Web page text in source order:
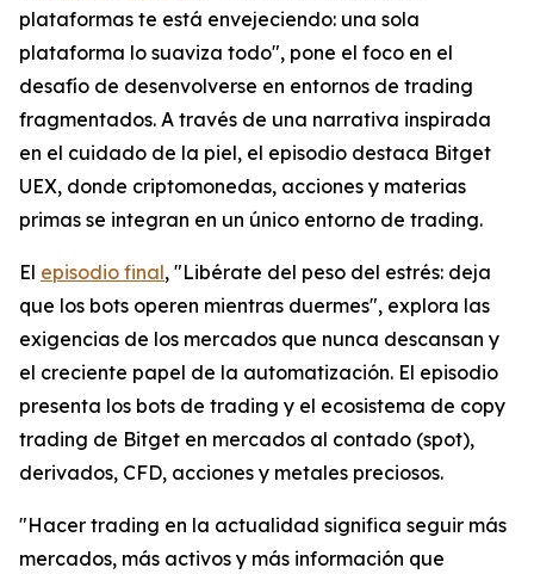
plataformas te está envejeciendo: una sola
plataforma lo suaviza todo", pone el foco en el
desafío de desenvolverse en entornos de trading
fragmentados. A través de una narrativa inspirada
en el cuidado de la piel, el episodio destaca Bitget
UEX, donde criptomonedas, acciones y materias
primas se integran en un único entorno de trading.
El episodio final, "Libérate del peso del estrés: deja
que los bots operen mientras duermes", explora las
exigencias de los mercados que nunca descansan y
el creciente papel de la automatización. El episodio
presenta los bots de trading y el ecosistema de copy
trading de Bitget en mercados al contado (spot),
derivados, CFD, acciones y metales preciosos.
"Hacer trading en la actualidad significa seguir más
mercados, más activos y más información que